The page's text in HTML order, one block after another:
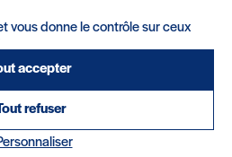
Locations Contact
d’utilisation
vous donne le contrôle sur ceux
accepter
refuser